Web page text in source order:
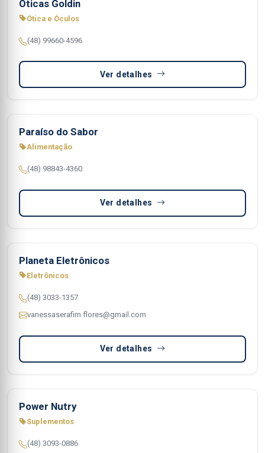
Óticas Goldin
Ótica e Óculos
(48) 99660-4596
Ver detalhes
Paraíso do Sabor
Alimentação
(48) 98843-4360
Ver detalhes
Planeta Eletrônicos
Eletrônicos
(48) 3033-1357
vanessaserafim.flores@gmail.com
Ver detalhes
Power Nutry
Suplementos
(48) 3093-0886